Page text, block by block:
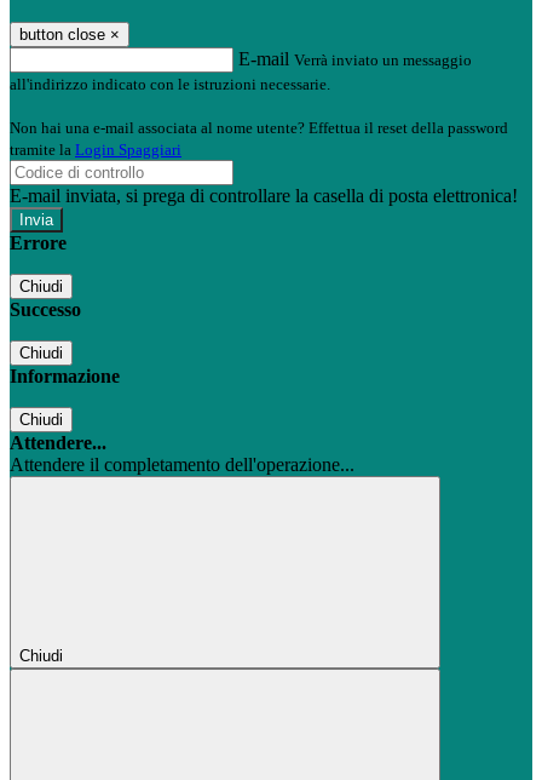
button close ×
E-mail Verrà inviato un messaggio
all'indirizzo indicato con le istruzioni necessarie.
Non hai una e-mail associata al nome utente? Effettua il reset della password
tramite la Login Spaggiari
E-mail inviata, si prega di controllare la casella di posta elettronica!
Errore
Chiudi
Successo
Chiudi
Informazione
Chiudi
Attendere...
Attendere il completamento dell'operazione...
Chiudi